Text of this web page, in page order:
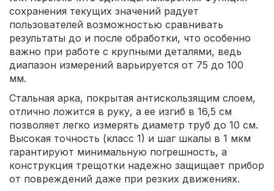
сохранения текущих значений радует
пользователей возможностью сравнивать
результаты до и после обработки, что особенно
важно при работе с крупными деталями, ведь
диапазон измерений варьируется от 75 до 100
мм.
Стальная арка, покрытая антискользящим слоем,
отлично ложится в руку, а ее изгиб в 16,5 см
позволяет легко измерять диаметр труб до 10 см.
Высокая точность (класс 1) и шаг шкалы в 1 мкм
гарантируют минимальную погрешность, а
конструкция трещотки надежно защищает прибор
от повреждений даже при резких движениях.